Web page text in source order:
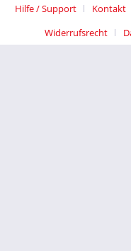
Hilfe / Support Kontakt
Widerrufsrecht